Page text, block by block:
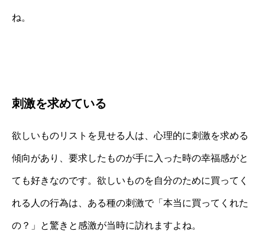
ね。
刺激を求めている
欲しいものリストを見せる人は、心理的に刺激を求める
傾向があり、要求したものが手に入った時の幸福感がと
ても好きなのです。欲しいものを自分のために買ってく
れる人の行為は、ある種の刺激で「本当に買ってくれた
の？」と驚きと感激が当時に訪れますよね。